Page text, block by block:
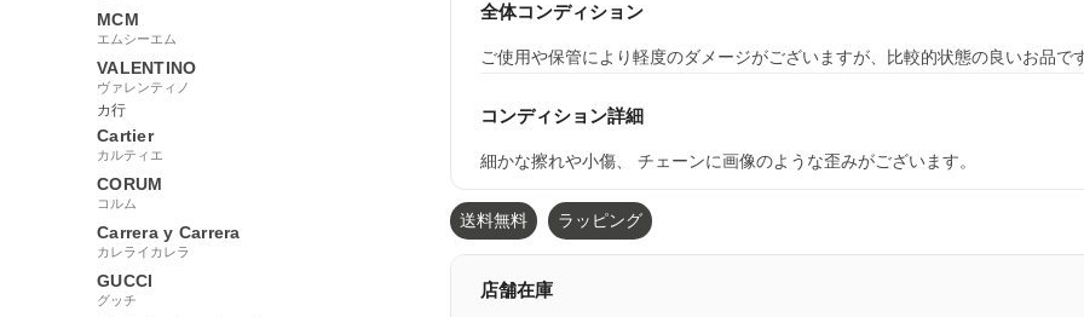
MCM
エムシーエム
VALENTINO
ヴァレンティノ
カ行
Cartier
カルティエ
CORUM
コルム
Carrera y Carrera
カレライカレラ
GUCCI
グッチ
全体コンディション
ご使用や保管により軽度のダメージがございますが、比較的状態の良いお品
コンディション詳細
細かな擦れや小傷、 チェーンに画像のような歪みがございます。
送料無料 ラッピング
店舗在庫